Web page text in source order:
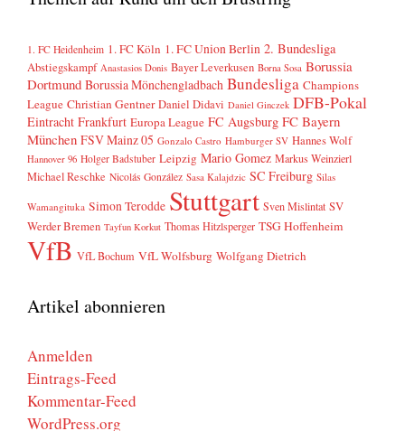
1. FC Heidenheim 1. FC Köln 1. FC Union Berlin 2. Bundesliga
Abstiegskampf Anastasios Donis Bayer Leverkusen Borna Sosa Borussia
Dortmund Borussia Mönchengladbach Bundesliga Champions
League Christian Gentner Daniel Didavi Daniel Ginczek DFB-Pokal
Eintracht Frankfurt Europa League FC Augsburg FC Bayern
München FSV Mainz 05 Gonzalo Castro Hamburger SV Hannes Wolf
Hannover 96 Holger Badstuber Leipzig Mario Gomez Markus Weinzierl
Michael Reschke Nicolás González Sasa Kalajdzic SC Freiburg Silas
Wamangituka Simon Terodde Stuttgart Sven Mislintat SV
Werder Bremen Tayfun Korkut Thomas Hitzlsperger TSG Hoffenheim
VfB VfL Bochum VfL Wolfsburg Wolfgang Dietrich
Artikel abonnieren
Anmelden
Eintrags-Feed
Kommentar-Feed
WordPress.org